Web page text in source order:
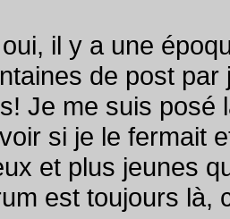
il y a une
de post par
Je me suis posé
si je le fermait
et plus jeunes
est toujours là,